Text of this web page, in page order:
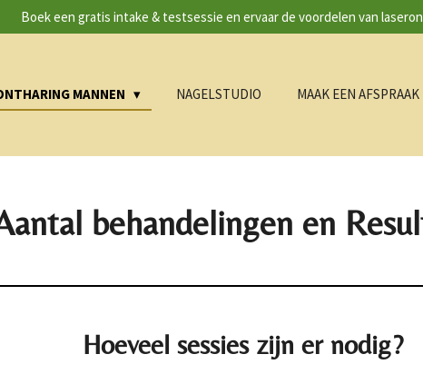
Boek een gratis intake & testsessie en ervaar de voordelen van
MANNEN NAGELSTUDIO MAAK EEN AFSPRAAK
behandelingen en
Hoeveel sessies zijn er nodig?